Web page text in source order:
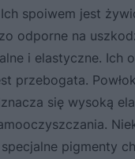
spoiwem jest
odporne na
i elastyczne. Ich
przebogata.
się wysoką
pigmenty